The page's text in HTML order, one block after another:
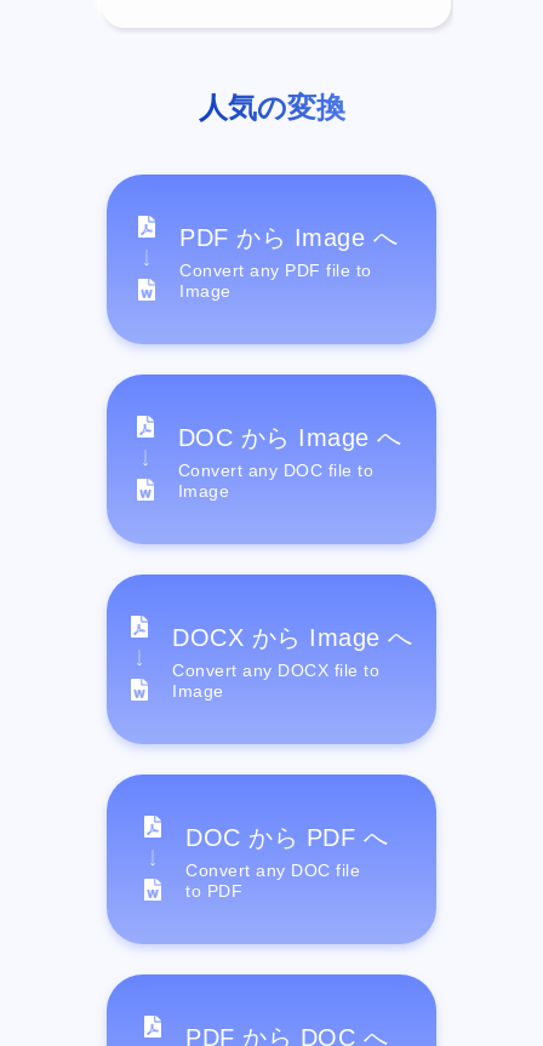
人気の変換
PDF から Image へ
Convert any PDF file to
Image
DOC から Image へ
Convert any DOC file to
Image
DOCX から Image へ
Convert any DOCX file to
Image
DOC から PDF へ
Convert any DOC file
to PDF
PDF から DOC へ